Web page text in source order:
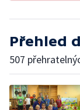
Přehled
507